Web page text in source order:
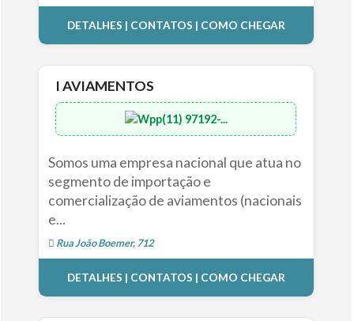
DETALHES | CONTATOS | COMO CHEGAR
I AVIAMENTOS
(11) 97192-...
Somos uma empresa nacional que atua no
segmento de importação e
comercialização de aviamentos (nacionais
e...
Rua João Boemer, 712
DETALHES | CONTATOS | COMO CHEGAR